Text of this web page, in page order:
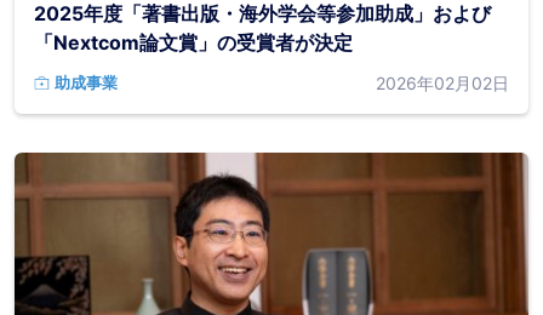
2025年度「著書出版・海外学会等参加助成」および
「Nextcom論文賞」の受賞者が決定
助成事業 2026年02月02日